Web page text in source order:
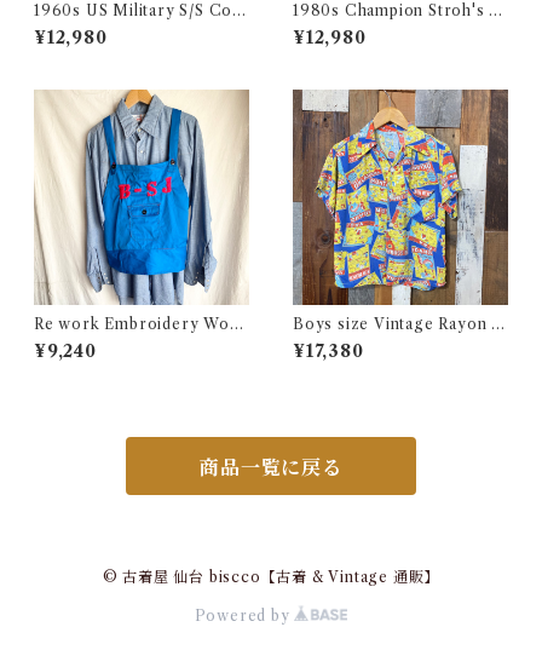
1960s US Military S/S Cott
on Poplin Shirt / 60年代 US
AF USN ARMY コットン ポ
¥12,980
1980s Champion Stroh's W
ater Print T-Shirt Size XL /
チャンピオン トリコ タグ 染み
¥12,980
Re work Embroidery Work
Apron Vest / リワーク 刺繍
入り ワーク エプロン ベスト
¥9,240
Boys size Vintage Rayon H
awaiian Shirt / ボーイズ サイ
ズ ヴィンテージ レーヨン ハワ
¥17,380
商品一覧に戻る
© 古着屋 仙台 biscco【古着 & Vintage 通販】
Powered by